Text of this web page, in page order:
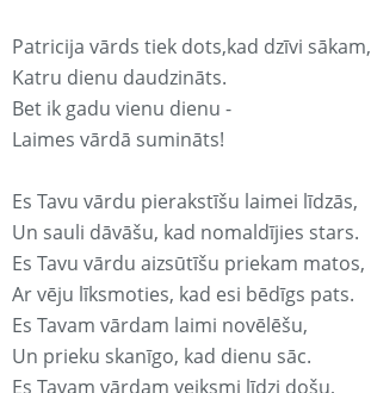
Patricija vārds tiek dots,kad dzīvi sākam,
Katru dienu daudzināts.
Bet ik gadu vienu dienu -
Laimes vārdā sumināts!
Es Tavu vārdu pierakstīšu laimei līdzās,
Un sauli dāvāšu, kad nomaldījies stars.
Es Tavu vārdu aizsūtīšu priekam matos,
Ar vēju līksmoties, kad esi bēdīgs pats.
Es Tavam vārdam laimi novēlēšu,
Un prieku skanīgo, kad dienu sāc.
Es Tavam vārdam veiksmi līdzi došu,